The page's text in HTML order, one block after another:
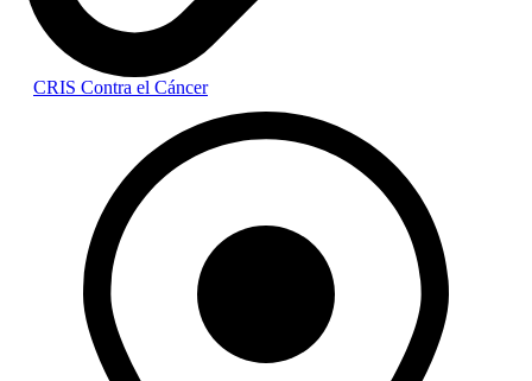
CRIS Contra el Cáncer